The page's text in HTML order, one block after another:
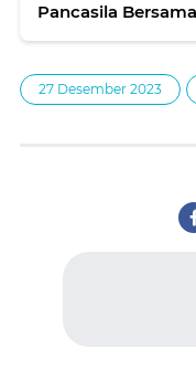
Pancasila
27 Desember 2023